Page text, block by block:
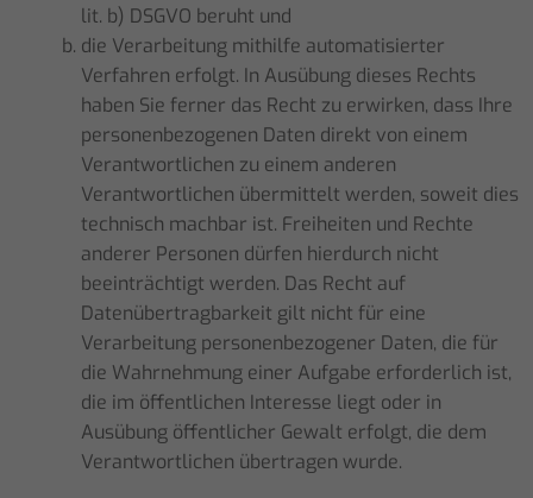
lit. b) DSGVO beruht und
die Verarbeitung mithilfe automatisierter
Verfahren erfolgt. In Ausübung dieses Rechts
haben Sie ferner das Recht zu erwirken, dass Ihre
personenbezogenen Daten direkt von einem
Verantwortlichen zu einem anderen
Verantwortlichen übermittelt werden, soweit dies
technisch machbar ist. Freiheiten und Rechte
anderer Personen dürfen hierdurch nicht
beeinträchtigt werden. Das Recht auf
Datenübertragbarkeit gilt nicht für eine
Verarbeitung personenbezogener Daten, die für
die Wahrnehmung einer Aufgabe erforderlich ist,
die im öffentlichen Interesse liegt oder in
Ausübung öffentlicher Gewalt erfolgt, die dem
Verantwortlichen übertragen wurde.